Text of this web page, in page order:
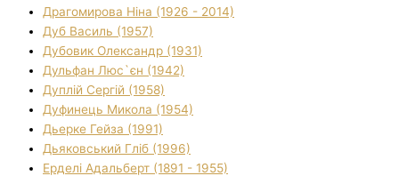
Драгомирова Ніна (1926 - 2014)
Дуб Василь (1957)
Дубовик Олександр (1931)
Дульфан Люс`єн (1942)
Дуплій Сергій (1958)
Дуфинець Микола (1954)
Дьерке Гейза (1991)
Дьяковський Гліб (1996)
Ерделі Адальберт (1891 - 1955)